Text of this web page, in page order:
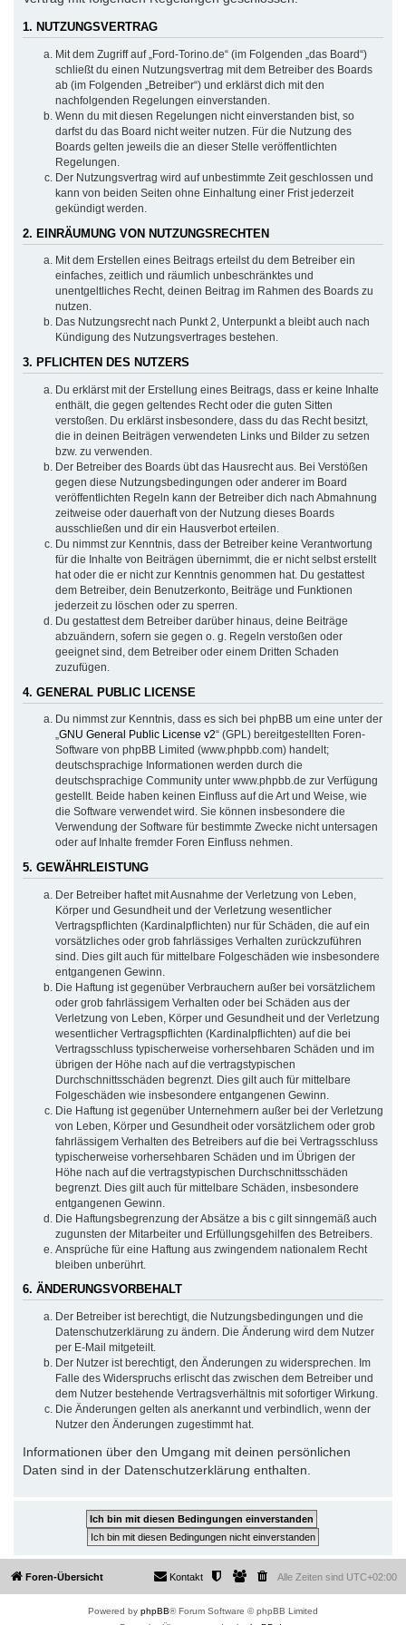
1. NUTZUNGSVERTRAG
Mit dem Zugriff auf „Ford-Torino.de“ (im Folgenden „das Board“)
schließt du einen Nutzungsvertrag mit dem Betreiber des Boards
ab (im Folgenden „Betreiber“) und erklärst dich mit den
nachfolgenden Regelungen einverstanden.
Wenn du mit diesen Regelungen nicht einverstanden bist, so
darfst du das Board nicht weiter nutzen. Für die Nutzung des
Boards gelten jeweils die an dieser Stelle veröffentlichten
Regelungen.
Der Nutzungsvertrag wird auf unbestimmte Zeit geschlossen und
kann von beiden Seiten ohne Einhaltung einer Frist jederzeit
gekündigt werden.
2. EINRÄUMUNG VON NUTZUNGSRECHTEN
Mit dem Erstellen eines Beitrags erteilst du dem Betreiber ein
einfaches, zeitlich und räumlich unbeschränktes und
unentgeltliches Recht, deinen Beitrag im Rahmen des Boards zu
nutzen.
Das Nutzungsrecht nach Punkt 2, Unterpunkt a bleibt auch nach
Kündigung des Nutzungsvertrages bestehen.
3. PFLICHTEN DES NUTZERS
Du erklärst mit der Erstellung eines Beitrags, dass er keine Inhalte
enthält, die gegen geltendes Recht oder die guten Sitten
verstoßen. Du erklärst insbesondere, dass du das Recht besitzt,
die in deinen Beiträgen verwendeten Links und Bilder zu setzen
bzw. zu verwenden.
Der Betreiber des Boards übt das Hausrecht aus. Bei Verstößen
gegen diese Nutzungsbedingungen oder anderer im Board
veröffentlichten Regeln kann der Betreiber dich nach Abmahnung
zeitweise oder dauerhaft von der Nutzung dieses Boards
ausschließen und dir ein Hausverbot erteilen.
Du nimmst zur Kenntnis, dass der Betreiber keine Verantwortung
für die Inhalte von Beiträgen übernimmt, die er nicht selbst erstellt
hat oder die er nicht zur Kenntnis genommen hat. Du gestattest
dem Betreiber, dein Benutzerkonto, Beiträge und Funktionen
jederzeit zu löschen oder zu sperren.
Du gestattest dem Betreiber darüber hinaus, deine Beiträge
abzuändern, sofern sie gegen o. g. Regeln verstoßen oder
geeignet sind, dem Betreiber oder einem Dritten Schaden
zuzufügen.
4. GENERAL PUBLIC LICENSE
Du nimmst zur Kenntnis, dass es sich bei phpBB um eine unter der
„GNU General Public License v2“ (GPL) bereitgestellten Foren-
Software von phpBB Limited (www.phpbb.com) handelt;
deutschsprachige Informationen werden durch die
deutschsprachige Community unter www.phpbb.de zur Verfügung
gestellt. Beide haben keinen Einfluss auf die Art und Weise, wie
die Software verwendet wird. Sie können insbesondere die
Verwendung der Software für bestimmte Zwecke nicht untersagen
oder auf Inhalte fremder Foren Einfluss nehmen.
5. GEWÄHRLEISTUNG
Der Betreiber haftet mit Ausnahme der Verletzung von Leben,
Körper und Gesundheit und der Verletzung wesentlicher
Vertragspflichten (Kardinalpflichten) nur für Schäden, die auf ein
vorsätzliches oder grob fahrlässiges Verhalten zurückzuführen
sind. Dies gilt auch für mittelbare Folgeschäden wie insbesondere
entgangenen Gewinn.
Die Haftung ist gegenüber Verbrauchern außer bei vorsätzlichem
oder grob fahrlässigem Verhalten oder bei Schäden aus der
Verletzung von Leben, Körper und Gesundheit und der Verletzung
wesentlicher Vertragspflichten (Kardinalpflichten) auf die bei
Vertragsschluss typischerweise vorhersehbaren Schäden und im
übrigen der Höhe nach auf die vertragstypischen
Durchschnittsschäden begrenzt. Dies gilt auch für mittelbare
Folgeschäden wie insbesondere entgangenen Gewinn.
Die Haftung ist gegenüber Unternehmern außer bei der Verletzung
von Leben, Körper und Gesundheit oder vorsätzlichem oder grob
fahrlässigem Verhalten des Betreibers auf die bei Vertragsschluss
typischerweise vorhersehbaren Schäden und im Übrigen der
Höhe nach auf die vertragstypischen Durchschnittsschäden
begrenzt. Dies gilt auch für mittelbare Schäden, insbesondere
entgangenen Gewinn.
Die Haftungsbegrenzung der Absätze a bis c gilt sinngemäß auch
zugunsten der Mitarbeiter und Erfüllungsgehilfen des Betreibers.
Ansprüche für eine Haftung aus zwingendem nationalem Recht
bleiben unberührt.
6. ÄNDERUNGSVORBEHALT
Der Betreiber ist berechtigt, die Nutzungsbedingungen und die
Datenschutzerklärung zu ändern. Die Änderung wird dem Nutzer
per E-Mail mitgeteilt.
Der Nutzer ist berechtigt, den Änderungen zu widersprechen. Im
Falle des Widerspruchs erlischt das zwischen dem Betreiber und
dem Nutzer bestehende Vertragsverhältnis mit sofortiger Wirkung.
Die Änderungen gelten als anerkannt und verbindlich, wenn der
Nutzer den Änderungen zugestimmt hat.
Informationen über den Umgang mit deinen persönlichen
Daten sind in der Datenschutzerklärung enthalten.
Foren-Übersicht Alle Zeiten sind UTC+02:00
Kontakt
Powered by phpBB® Forum Software © phpBB Limited